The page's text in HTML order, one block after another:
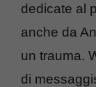
dedicate al
anche da
un trauma.
di